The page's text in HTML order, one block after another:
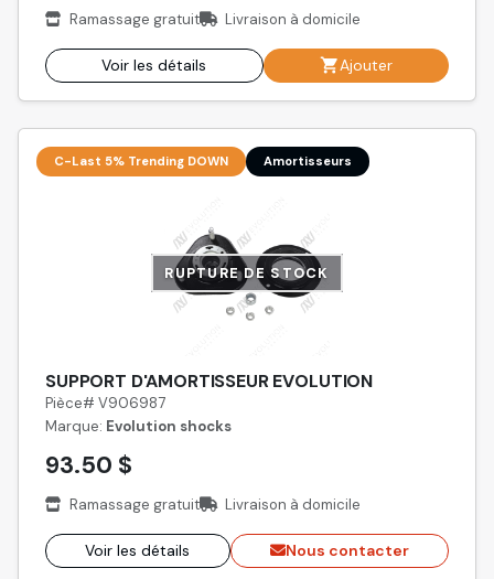
Ramassage gratuit Livraison à domicile
Voir les détails Ajouter
C-Last 5% Trending DOWN Amortisseurs
RUPTURE DE STOCK
SUPPORT D'AMORTISSEUR EVOLUTION
Pièce# V906987
Marque: Evolution shocks
93.50 $
Ramassage gratuit Livraison à domicile
Voir les détails Nous contacter